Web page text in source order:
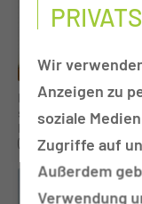
Mama Pauline Balke
strahlen vor Glück und
Ein herzliches
(rechts im Bild),
Wir
Anzeigen zu
soziale
Zugriffe auf
Außerdem
Verwendung